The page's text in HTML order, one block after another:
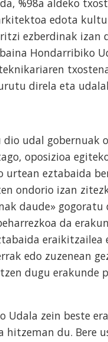
%98a aldeko
edota
ezberdinak izan
Hondarribiko
direla eta
udal gobernuak
oposizioa
urtean eztabaida
ondorio izan
daude» gogoratu
da
eraikitzailea
edo zuzenean
dugu erakunde
zein beste
du. Bere